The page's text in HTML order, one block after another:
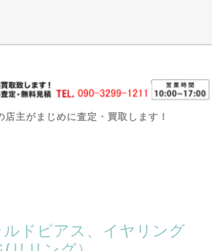
主がまじめに査定・買取します！
ルドピアス、イヤリング